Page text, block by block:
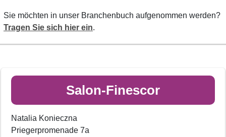
Sie möchten in unser Branchenbuch aufgenommen werden?
Tragen Sie sich hier ein.
Salon-Finescor
Natalia Konieczna
Priegerpromenade 7a